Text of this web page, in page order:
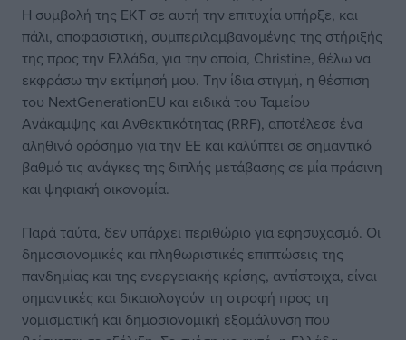
H συμβολή της ΕΚΤ σε αυτή την επιτυχία υπήρξε, και
πάλι, αποφασιστική, συμπεριλαμβανομένης της στήριξής
της προς την Ελλάδα, για την οποία, Christine, θέλω να
εκφράσω την εκτίμησή μου. Την ίδια στιγμή, η θέσπιση
του NextGenerationEU και ειδικά του Ταμείου
Ανάκαμψης και Ανθεκτικότητας (RRF), αποτέλεσε ένα
αληθινό ορόσημο για την ΕΕ και καλύπτει σε σημαντικό
βαθμό τις ανάγκες της διπλής μετάβασης σε μία πράσινη
και ψηφιακή οικονομία.
Παρά ταύτα, δεν υπάρχει περιθώριο για εφησυχασμό. Οι
δημοσιονομικές και πληθωριστικές επιπτώσεις της
πανδημίας και της ενεργειακής κρίσης, αντίστοιχα, είναι
σημαντικές και δικαιολογούν τη στροφή προς τη
νομισματική και δημοσιονομική εξομάλυνση που